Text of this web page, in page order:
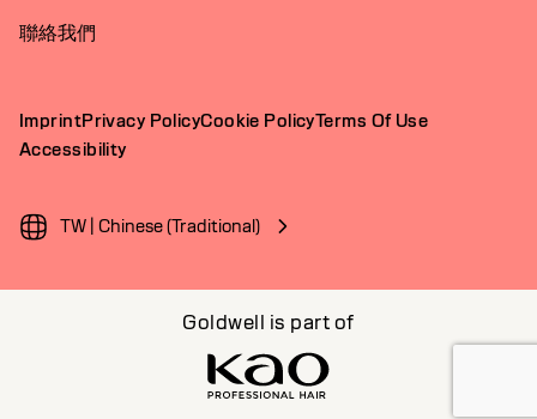
聯絡我們
ImprintPrivacy PolicyCookie PolicyTerms Of Use
Accessibility
TW | Chinese (Traditional)
Goldwell is part of